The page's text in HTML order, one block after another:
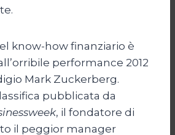
know-how finanziario è
performance 2012
Mark Zuckerberg.
pubblicata da
, il fondatore di
il peggior manager